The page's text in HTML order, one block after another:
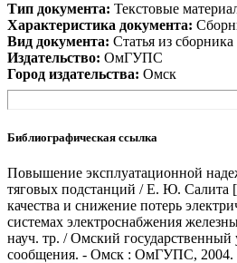
Тип документа: Текстовые
Характеристика документа:
Вид документа: Статья из
Издательство: ОмГУПС
Город издательства: Омск
Библиографическая ссылка
Повышение эксплуатационной
тяговых подстанций / Е. Ю. Салита
качества и снижение потерь
системах электроснабжения
науч. тр. / Омский государственный
сообщения. - Омск : ОмГУПС, 2004.